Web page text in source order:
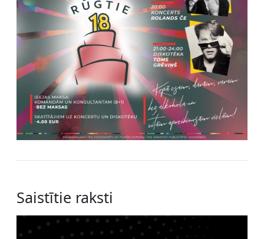
Saistītie raksti